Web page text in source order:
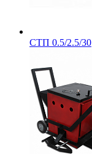
СТП 0.5/2.5/30